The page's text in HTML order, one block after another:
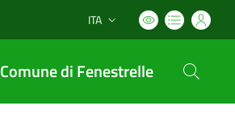
Lingua attiva:
ITA
Comune di Fenestrelle